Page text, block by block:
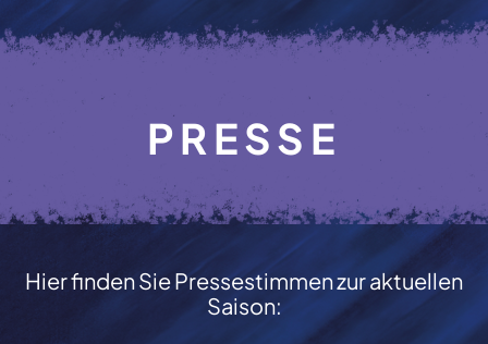
PRESSE
Hier finden Sie Pressestimmen zur aktuellen
Saison: